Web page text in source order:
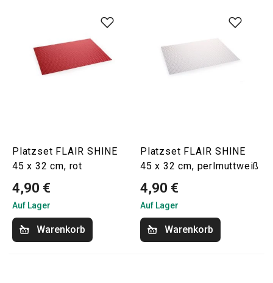
Platzset FLAIR SHINE
45 x 32 cm, rot
4,90 €
Auf Lager
Warenkorb
Platzset FLAIR SHINE
45 x 32 cm, perlmuttweiß
4,90 €
Auf Lager
Warenkorb